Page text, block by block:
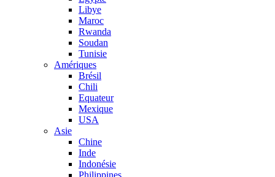
Libye
Maroc
Rwanda
Soudan
Tunisie
Amériques
Brésil
Chili
Equateur
Mexique
USA
Asie
Chine
Inde
Indonésie
Philippines